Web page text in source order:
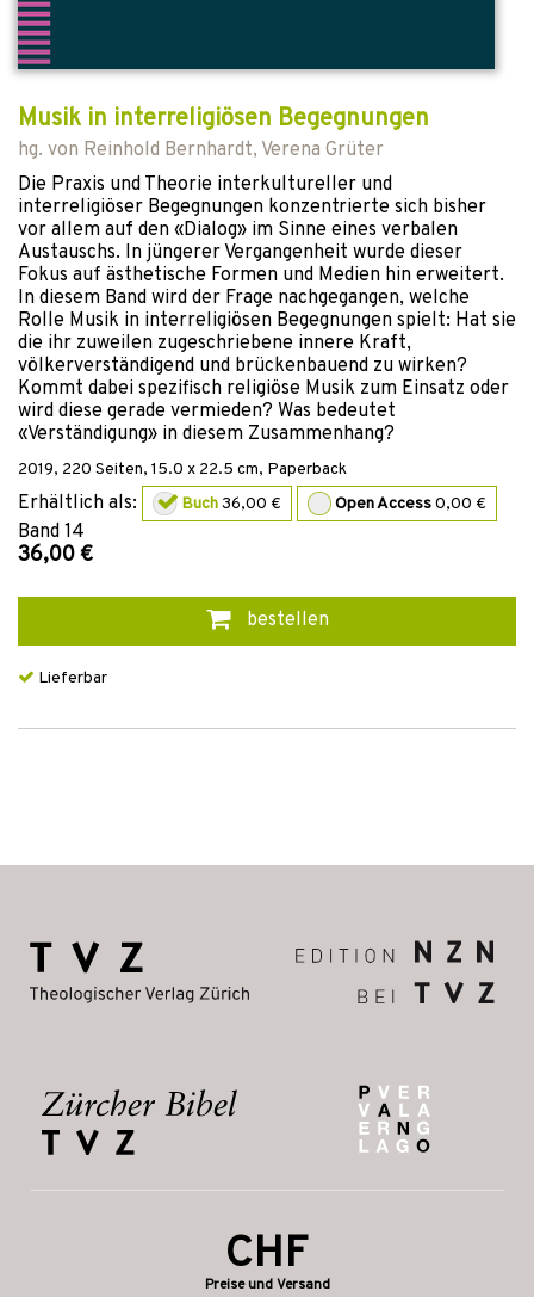
Musik in interreligiösen Begegnungen
hg. von Reinhold Bernhardt, Verena Grüter
Die Praxis und Theorie interkultureller und
interreligiöser Begegnungen konzentrierte sich bisher
vor allem auf den «Dialog» im Sinne eines verbalen
Austauschs. In jüngerer Vergangenheit wurde dieser
Fokus auf ästhetische Formen und Medien hin erweitert.
In diesem Band wird der Frage nachgegangen, welche
Rolle Musik in interreligiösen Begegnungen spielt: Hat sie
die ihr zuweilen zugeschriebene innere Kraft,
völkerverständigend und brückenbauend zu wirken?
Kommt dabei spezifisch religiöse Musik zum Einsatz oder
wird diese gerade vermieden? Was bedeutet
«Verständigung» in diesem Zusammenhang?
2019, 220 Seiten, 15.0 x 22.5 cm, Paperback
Erhältlich als: Buch36,00 € Open Access0,00 €
Band 14
36,00 €
bestellen
Lieferbar
CHF
Preise und Versand